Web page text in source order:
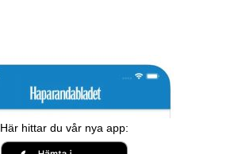
Här hittar du vår nya app: